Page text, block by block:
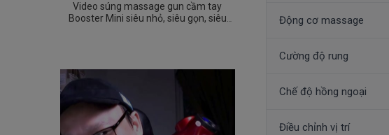
Video súng massage gun cầm tay
Booster Mini siêu nhỏ, siêu gọn, siêu
Động cơ massage
Cường độ rung
Chế độ hồng ngoại
Điều chỉnh vị trí